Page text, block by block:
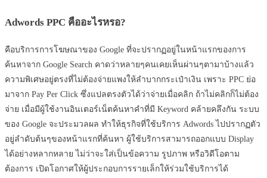
Adwords PPC คืออะไรหรอ?
คือบริการการโฆษณาของ Google ที่จะปรากฏอยู่ในหน้าแรกของการ
ค้นหาจาก Google Search คาดว่าหลายๆคนเคยเห็นผ่านๆตามาบ้างแล้ว
ความพิเศษอยู่ตรงที่ไม่ต้องจ่ายแพงให้ลำบากกระเป๋าเงิน เพราะ PPC ย่อ
มาจาก Pay Per Click ซึ่งแปลตรงตัวได้ว่าจ่ายเมื่อคลิก ถ้าไม่คลิกก็ไม่ต้อง
จ่าย เมื่อมีผู้ใช้งานอินเตอร์เน็ตค้นหาคำที่มี Keyword คล้ายคลึงกัน ระบบ
ของ Google จะประมวลผล ทำให้ธุรกิจที่ใช้บริการ Adwords ไปปรากฏตัว
อยู่ลำดับต้นๆของหน้าแรกที่ค้นหา ผู้ใช้บริการสามารถออกแบบ Display
ได้อย่างหลากหลาย ไม่ว่าจะใส่เป็นข้อความ รูปภาพ หรือวิดีโอตาม
ต้องการ เปิดโอกาศให้ผู้ประกอบการรายเล็กให้ร่วมใช้บริการได้